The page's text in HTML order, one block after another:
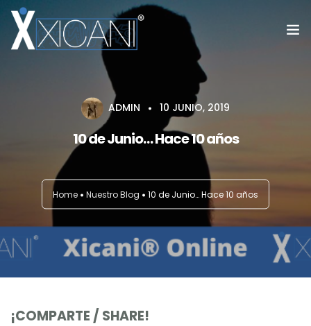
#SoyXicani®™
Fundación Vuelo Libre
Servicios
Blog
ADMIN 10 JUNIO, 2019
10 de Junio… Hace 10 años
Home Nuestro Blog 10 de Junio… Hace 10 años
¡COMPARTE / SHARE!